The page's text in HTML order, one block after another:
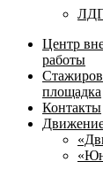
Центр
работы
площадка
Контакты